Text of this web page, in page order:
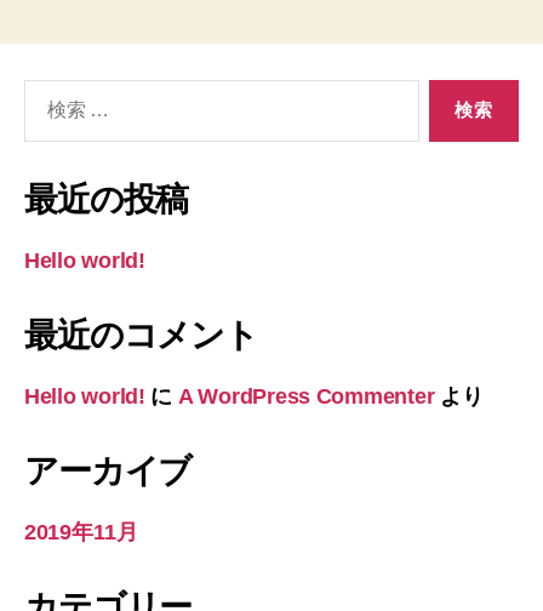
象:
最近の投稿
Hello world!
最近のコメント
Hello world! に A WordPress Commenterより
アーカイブ
2019年11月